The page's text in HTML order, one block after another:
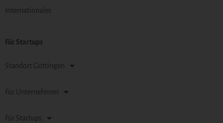
Internationales
Für Startups
Standort Göttingen
Für Unternehmen
Für Startups